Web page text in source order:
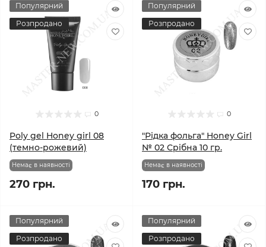
Популярний
Розпродано
0
Poly gel Honey girl 08
(темно-рожевий)
Немає в наявності
270 грн.
Популярний
Розпродано
0
"Рідка фольга" Honey Girl
№ 02 Срібна 10 гр.
Немає в наявності
170 грн.
Популярний
Розпродано
Популярний
Розпродано